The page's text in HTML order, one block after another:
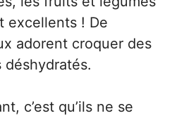
excellents ! De
adorent croquer des
c’est qu’ils ne se